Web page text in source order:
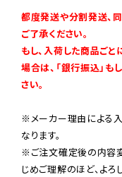
都度発送や分割発送、
ご了承ください。
もし、入荷した商品ご
場合は、「銀行振込」も
さい。
※メーカー理由による
なります。
※ご注文確定後の内容
じめご理解のほど、よろ